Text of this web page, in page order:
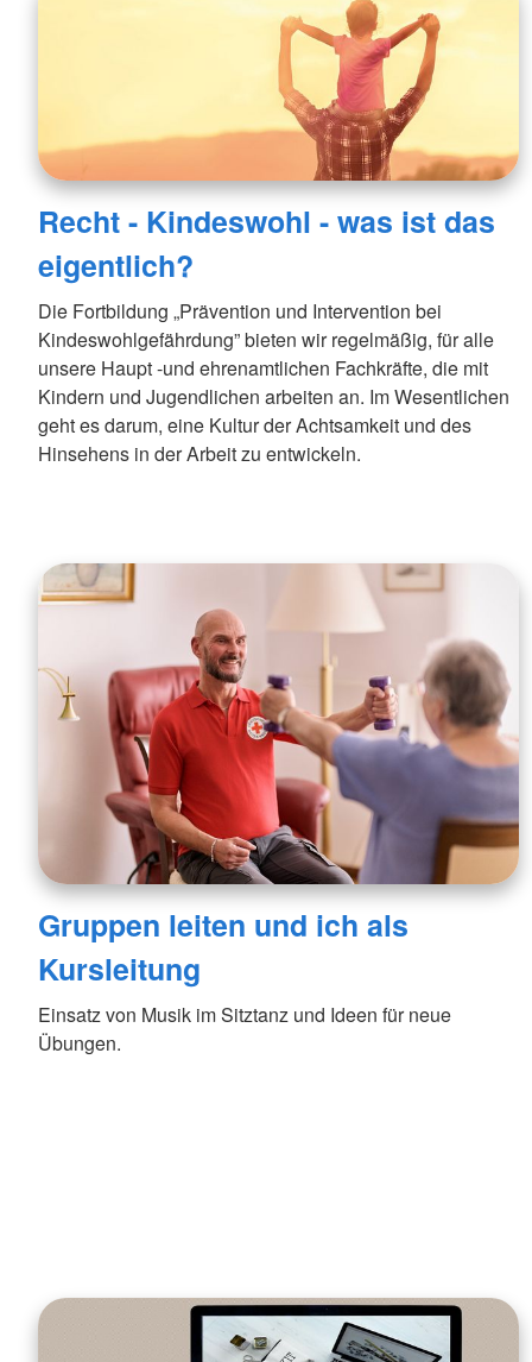
Recht - Kindeswohl - was ist das
eigentlich?
Die Fortbildung „Prävention und Intervention bei
Kindeswohlgefährdung” bieten wir regelmäßig, für alle
unsere Haupt -und ehrenamtlichen Fachkräfte, die mit
Kindern und Jugendlichen arbeiten an. Im Wesentlichen
geht es darum, eine Kultur der Achtsamkeit und des
Hinsehens in der Arbeit zu entwickeln.
Gruppen leiten und ich als
Kursleitung
Einsatz von Musik im Sitztanz und Ideen für neue
Übungen.